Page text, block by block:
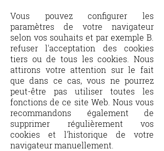
​Vous pouvez configurer les
paramètres de votre navigateur
selon vos souhaits et par exemple B.
refuser l'acceptation des cookies
tiers ou de tous les cookies. Nous
attirons votre attention sur le fait
que dans ce cas, vous ne pourrez
peut-être pas utiliser toutes les
fonctions de ce site Web. Nous vous
recommandons également de
supprimer régulièrement vos
cookies et l'historique de votre
navigateur manuellement.